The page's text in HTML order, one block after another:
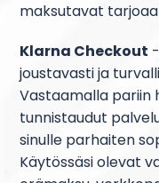
maksutavat tarjoaa
Klarna Checkout
joustavasti ja
Vastaamalla pariin
tunnistaudut
sinulle parhaiten
Käytössäsi olevat